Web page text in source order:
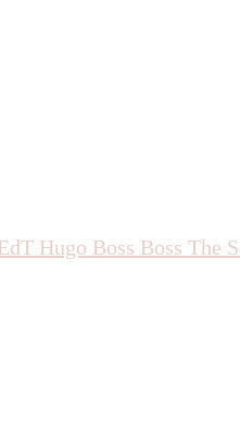
Hugo Boss Boss The